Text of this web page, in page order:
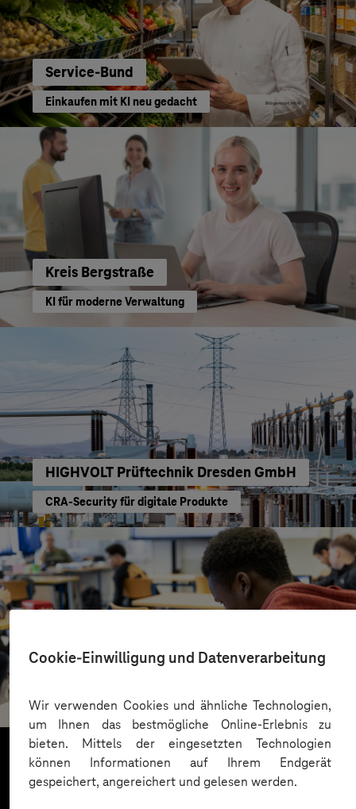
Cookie-Einwilligung und Datenverarbeitung
Wir verwenden Cookies und ähnliche Technologien,
um Ihnen das bestmögliche Online-Erlebnis zu
bieten. Mittels der eingesetzten Technologien
können Informationen auf Ihrem Endgerät
gespeichert, angereichert und gelesen werden.
Service-Bund
Einkaufen mit KI neu gedacht
Kreis Bergstraße
KI für moderne Verwaltung
HIGHVOLT Prüftechnik Dresden GmbH
CRA-Security für digitale Produkte
St.-Benedikt-Schule Düsseldorf
Mit KI Sprachbarrieren überwinden
Mehr laden